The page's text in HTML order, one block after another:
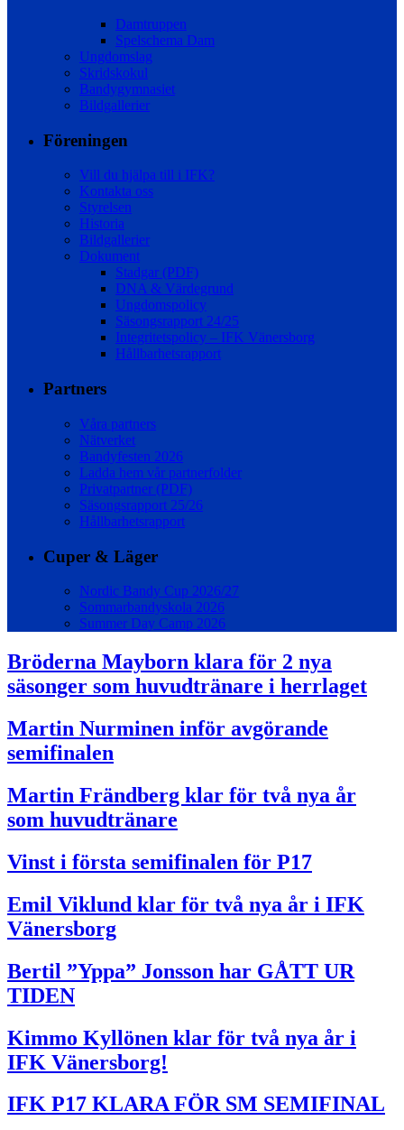
Damtruppen
Spelschema Dam
Ungdomslag
Skridskokul
Bandygymnasiet
Bildgallerier
Föreningen
Vill du hjälpa till i IFK?
Kontakta oss
Styrelsen
Historia
Bildgallerier
Dokument
Stadgar (PDF)
DNA & Värdegrund
Ungdomspolicy
Säsongsrapport 24/25
Integritetspolicy – IFK Vänersborg
Hållbarhetsrapport
Partners
Våra partners
Nätverket
Bandyfesten 2026
Ladda hem vår partnerfolder
Privatpartner (PDF)
Säsongsrapport 25/26
Hållbarhetsrapport
Cuper & Läger
Nordic Bandy Cup 2026/27
Sommarbandyskola 2026
Summer Day Camp 2026
Bröderna Mayborn klara för 2 nya
säsonger som huvudtränare i herrlaget
Martin Nurminen inför avgörande
semifinalen
Martin Frändberg klar för två nya år
som huvudtränare
Vinst i första semifinalen för P17
Emil Viklund klar för två nya år i IFK
Vänersborg
Bertil ”Yppa” Jonsson har GÅTT UR
TIDEN
Kimmo Kyllönen klar för två nya år i
IFK Vänersborg!
IFK P17 KLARA FÖR SM SEMIFINAL